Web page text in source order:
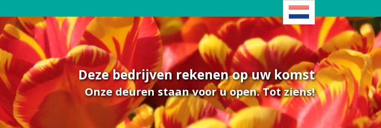
Deze bedrijven rekenen op uw komst
Onze deuren staan voor u open. Tot ziens!